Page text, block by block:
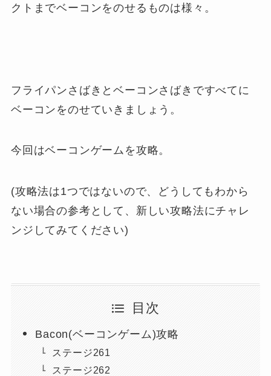
クトまでベーコンをのせるものは様々。
フライパンさばきとベーコンさばきですべてに
ベーコンをのせていきましょう。
今回はベーコンゲームを攻略。
(攻略法は1つではないので、どうしてもわから
ない場合の参考として、新しい攻略法にチャレ
ンジしてみてください)
目次
Bacon(ベーコンゲーム)攻略
ステージ261
ステージ262